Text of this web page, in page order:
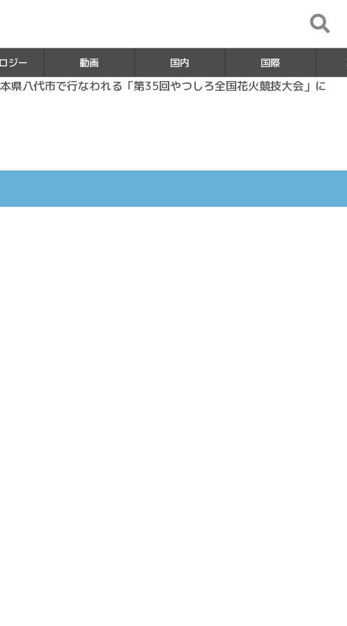
ジー 動画 国内 国際
八代市で行なわれる「第35回やつしろ全国花火競技大会」に